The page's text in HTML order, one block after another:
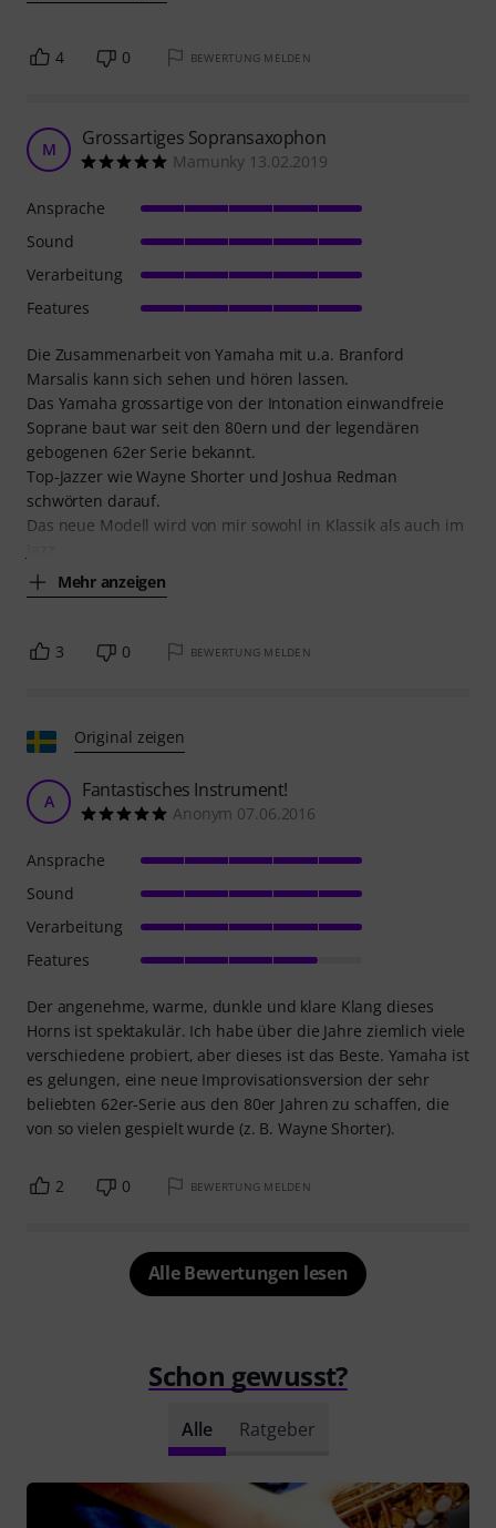
4 0 BEWERTUNG MELDEN
M Grossartiges Sopransaxophon
Mamunky 13.02.2019
Die Zusammenarbeit von Yamaha mit u.a. Branford
Marsalis kann sich sehen und hören lassen.
Das Yamaha grossartige von der Intonation einwandfreie
Soprane baut war seit den 80ern und der legendären
gebogenen 62er Serie bekannt.
Top-Jazzer wie Wayne Shorter und Joshua Redman
schwörten darauf.
Das neue Modell wird von mir sowohl in Klassik als auch im
Mehr anzeigen
Ansprache
Sound
Verarbeitung
Features
3 0 BEWERTUNG MELDEN
Original zeigen
A Fantastisches Instrument!
Anonym 07.06.2016
Der angenehme, warme, dunkle und klare Klang dieses
Horns ist spektakulär. Ich habe über die Jahre ziemlich viele
verschiedene probiert, aber dieses ist das Beste. Yamaha ist
es gelungen, eine neue Improvisationsversion der sehr
beliebten 62er-Serie aus den 80er Jahren zu schaffen, die
von so vielen gespielt wurde (z. B. Wayne Shorter).
Ansprache
Sound
Verarbeitung
Features
2 0 BEWERTUNG MELDEN
Alle Bewertungen lesen
Schon gewusst?
Alle Ratgeber